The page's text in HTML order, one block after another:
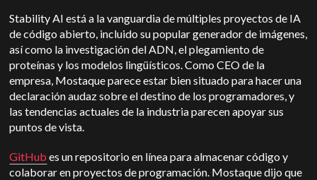
Stability AI está a la vanguardia de múltiples proyectos de IA
de código abierto, incluido su popular generador de imágenes,
así como la investigación del ADN, el plegamiento de
proteínas y los modelos lingüísticos. Como CEO de la
empresa, Mostaque parece estar bien situado para hacer una
declaración audaz sobre el destino de los programadores, y
las tendencias actuales de la industria parecen apoyar sus
puntos de vista.
GitHub es un repositorio en línea para almacenar código y
colaborar en proyectos de programación. Mostaque dijo que